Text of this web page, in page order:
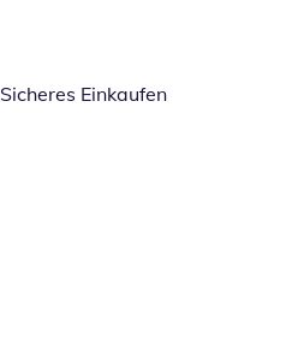
Sicheres Einkaufen